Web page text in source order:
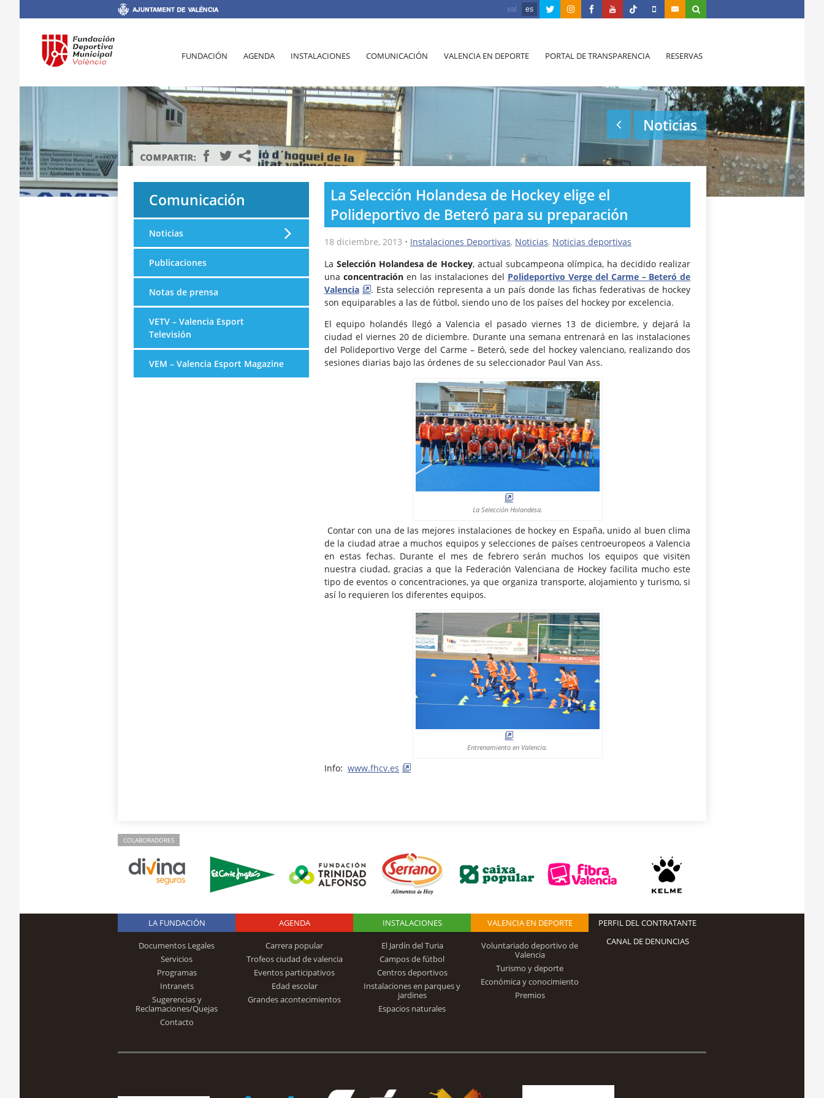
val es
FUNDACIÓN AGENDA INSTALACIONES COMUNICACIÓN VALENCIA EN DEPORTE PORTAL DE TRANSPARENCIA RESERVAS
Noticias
La Selección Holandesa de Hockey elige el
Polideportivo de Beteró para su preparación
18 diciembre, 2013 • Instalaciones Deportivas, Noticias, Noticias deportivas
LaSelección Holandesa de Hockey, actual subcampeona olímpica, ha decidido realizar
una concentraciónen las instalaciones del Polideportivo Verge del Carme – Beteró de
Valencia
. Esta selección representa a un país donde las fichas federativas de hockey
son equiparables a las de fútbol, siendo uno de los países del hockey por excelencia.
El equipo holandés llegó a Valencia el pasado viernes 13 de diciembre, y dejará la
ciudad el viernes 20 de diciembre. Durante una semana entrenará en las instalaciones
del Polideportivo Verge del Carme – Beteró, sede del hockey valenciano, realizando dos
sesiones diarias bajo las órdenes de su seleccionador Paul Van Ass.
La Selección Holandesa.
Contar con una de las mejores instalaciones de hockey en España, unido al buen clima
de la ciudad atrae a muchos equipos y selecciones de países centroeuropeos a Valencia
en estas fechas. Durante el mes de febrero serán muchos los equipos que visiten
nuestra ciudad, gracias a que la Federación Valenciana de Hockey facilita mucho este
tipo de eventos o concentraciones, ya que organiza transporte, alojamiento y turismo, si
así lo requieren los diferentes equipos.
Entrenamiento en Valencia.
Info: www.fhcv.es
Comunicación
Noticias
Publicaciones
Notas de prensa
VETV – Valencia Esport
Televisión
VEM – Valencia Esport Magazine
COLABORADORES
Logo Fundación
Trinidad Alfonso
LA FUNDACIÓN
Documentos Legales
Servicios
Programas
Intranets
Sugerencias y
Reclamaciones/Quejas
Contacto
AGENDA
Carrera popular
Trofeos ciudad de valencia
Eventos participativos
Edad escolar
Grandes acontecimientos
INSTALACIONES
El Jardín del Turia
Campos de fútbol
Centros deportivos
Instalaciones en parques y
jardines
Espacios naturales
VALENCIA EN DEPORTE
Voluntariado deportivo de
Valencia
Turismo y deporte
Económica y conocimiento
Premios
PERFIL DEL CONTRATANTE
CANAL DE DENUNCIAS